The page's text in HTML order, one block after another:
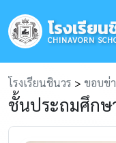
โรงเรีย
CHINAVORN
โรงเรียนชินวร > ขอบข่
ชั้นประถมศึกษ